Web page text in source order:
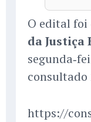
O edital
da Justiça
https://